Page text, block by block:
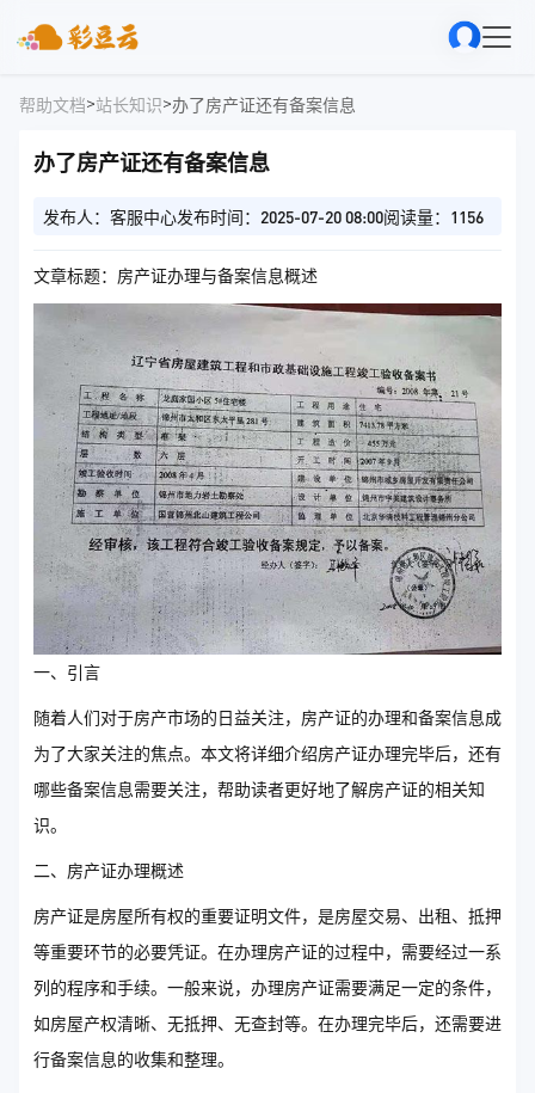
帮助文档>站长知识>办了房产证还有备案信息
办了房产证还有备案信息
发布人：客服中心发布时间：2025-07-20 08:00阅读量：1156
文章标题：房产证办理与备案信息概述
一、引言
随着人们对于房产市场的日益关注，房产证的办理和备案信息成
为了大家关注的焦点。本文将详细介绍房产证办理完毕后，还有
哪些备案信息需要关注，帮助读者更好地了解房产证的相关知
识。
二、房产证办理概述
房产证是房屋所有权的重要证明文件，是房屋交易、出租、抵押
等重要环节的必要凭证。在办理房产证的过程中，需要经过一系
列的程序和手续。一般来说，办理房产证需要满足一定的条件，
如房屋产权清晰、无抵押、无查封等。在办理完毕后，还需要进
行备案信息的收集和整理。